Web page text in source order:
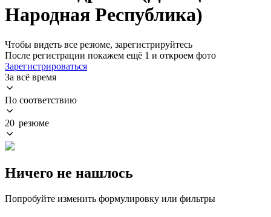
Народная Республика)
Чтобы видеть все резюме, зарегистрируйтесь
После регистрации покажем ещё 1 и откроем фото
Зарегистрироваться
За всё время
По соответствию
20 резюме
Ничего не нашлось
Попробуйте изменить формулировку или фильтры